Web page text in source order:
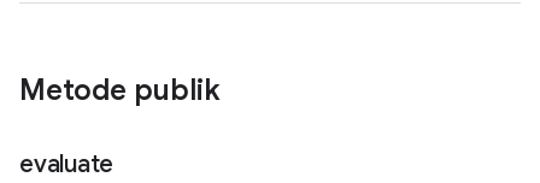
Metode publik
evaluate